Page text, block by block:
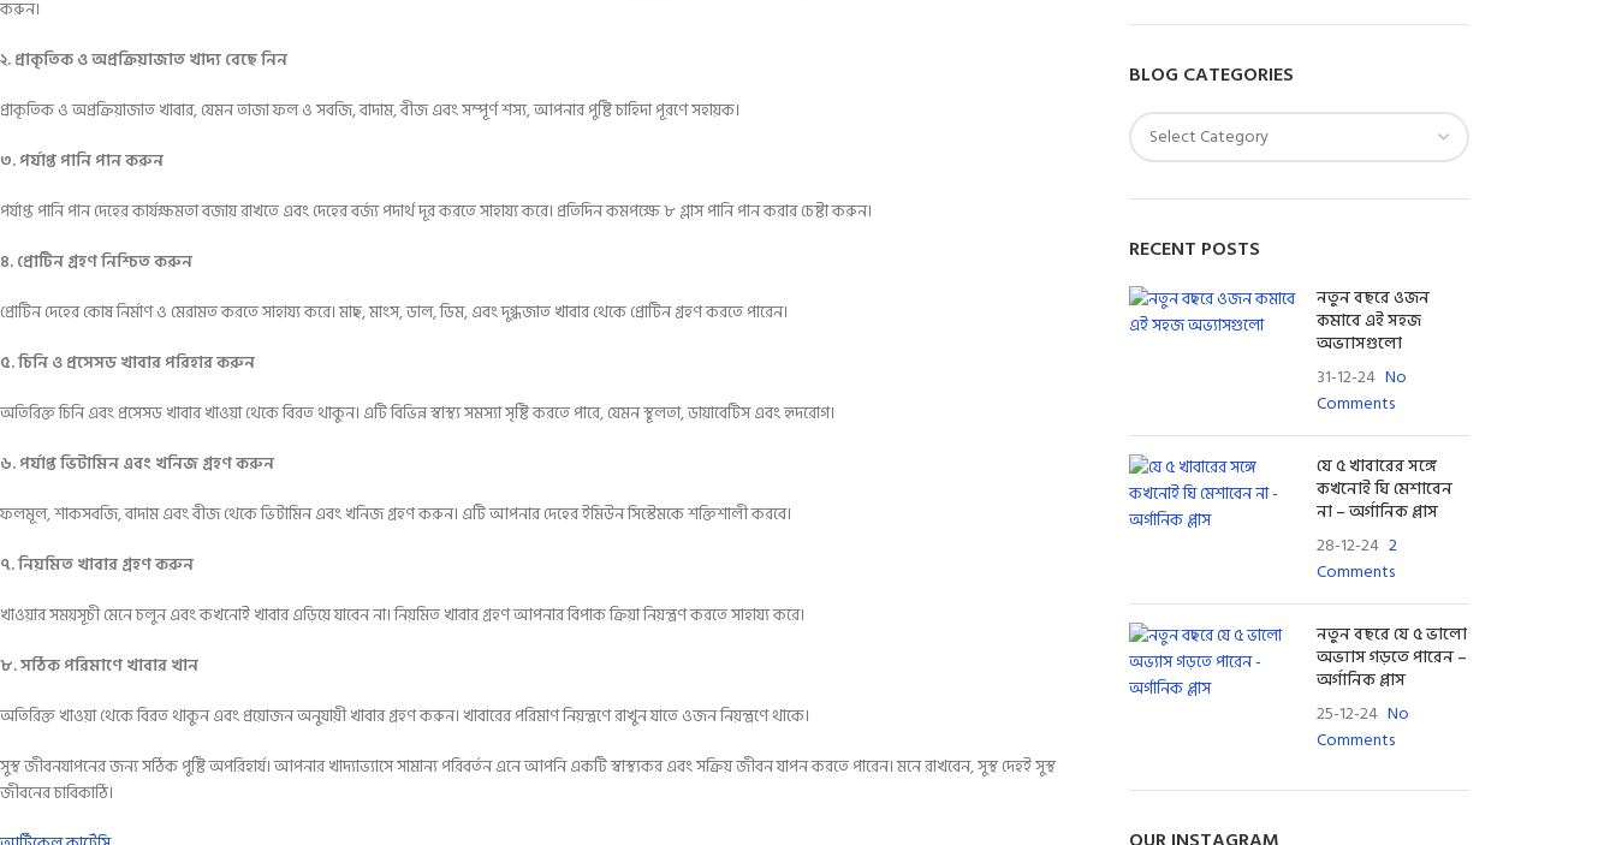
করুন।
২. প্রাকৃতিক ও অপ্রক্রিয়াজাত খাদ্য বেছে নিন
প্রাকৃতিক ও অপ্রক্রিয়াজাত খাবার, যেমন তাজা ফল ও সবজি, বাদাম, বীজ এবং সম্পূর্ণ শস্য, আপনার পুষ্টি চাহিদা পূরণে সহায়ক।
৩. পর্যাপ্ত পানি পান করুন
পর্যাপ্ত পানি পান দেহের কার্যক্ষমতা বজায় রাখতে এবং দেহের বর্জ্য পদার্থ দূর করতে সাহায্য করে। প্রতিদিন কমপক্ষে ৮ গ্লাস পানি পান করার চেষ্টা করুন।
৪. প্রোটিন গ্রহণ নিশ্চিত করুন
প্রোটিন দেহের কোষ নির্মাণ ও মেরামত করতে সাহায্য করে। মাছ, মাংস, ডাল, ডিম, এবং দুগ্ধজাত খাবার থেকে প্রোটিন গ্রহণ করতে পারেন।
৫. চিনি ও প্রসেসড খাবার পরিহার করুন
অতিরিক্ত চিনি এবং প্রসেসড খাবার খাওয়া থেকে বিরত থাকুন। এটি বিভিন্ন স্বাস্থ্য সমস্যা সৃষ্টি করতে পারে, যেমন স্থূলতা, ডায়াবেটিস এবং হৃদরোগ।
৬. পর্যাপ্ত ভিটামিন এবং খনিজ গ্রহণ করুন
ফলমূল, শাকসবজি, বাদাম এবং বীজ থেকে ভিটামিন এবং খনিজ গ্রহণ করুন। এটি আপনার দেহের ইমিউন সিস্টেমকে শক্তিশালী করবে।
৭. নিয়মিত খাবার গ্রহণ করুন
খাওয়ার সময়সূচী মেনে চলুন এবং কখনোই খাবার এড়িয়ে যাবেন না। নিয়মিত খাবার গ্রহণ আপনার বিপাক ক্রিয়া নিয়ন্ত্রণ করতে সাহায্য করে।
৮. সঠিক পরিমাণে খাবার খান
অতিরিক্ত খাওয়া থেকে বিরত থাকুন এবং প্রয়োজন অনুযায়ী খাবার গ্রহণ করুন। খাবারের পরিমাণ নিয়ন্ত্রণে রাখুন যাতে ওজন নিয়ন্ত্রণে থাকে।
সুস্থ জীবনযাপনের জন্য সঠিক পুষ্টি অপরিহার্য। আপনার খাদ্যাভ্যাসে সামান্য পরিবর্তন এনে আপনি একটি স্বাস্থ্যকর এবং সক্রিয় জীবন যাপন করতে পারেন। মনে রাখবেন, সুস্থ দেহই সুস্থ
জীবনের চাবিকাঠি।
BLOG CATEGORIES
RECENT POSTS
নতুন বছরে ওজন
কমাবে এই সহজ
অভ্যাসগুলো
31-12-24 No
Comments
যে ৫ খাবারের সঙ্গে
কখনোই ঘি মেশাবেন
না – অর্গানিক প্লাস
28-12-24 2
Comments
নতুন বছরে যে ৫ ভালো
অভ্যাস গড়তে পারেন –
অর্গানিক প্লাস
25-12-24 No
Comments